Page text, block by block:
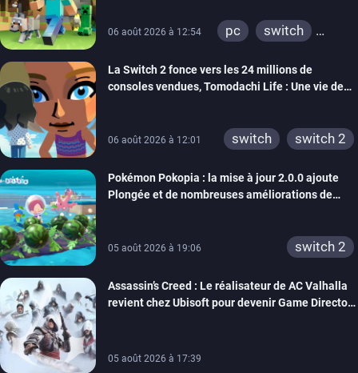
06 août 2026 à 12:54 pc
switch
xbox one
wiiu
3ds
ps3
switch 2
La Switch 2 fonce vers les 24 millions de
consoles vendues, Tomodachi Life : Une vie de
06 août 2026 à 12:01 switch switch 2
Pokémon Pokopia : la mise à jour 2.0.0 ajoute
Plongée et de nombreuses améliorations de
05 août 2026 à 19:06 switch 2
Assassin’s Creed : Le réalisateur de AC Valhalla
revient chez Ubisoft pour devenir Game Director
05 août 2026 à 17:39